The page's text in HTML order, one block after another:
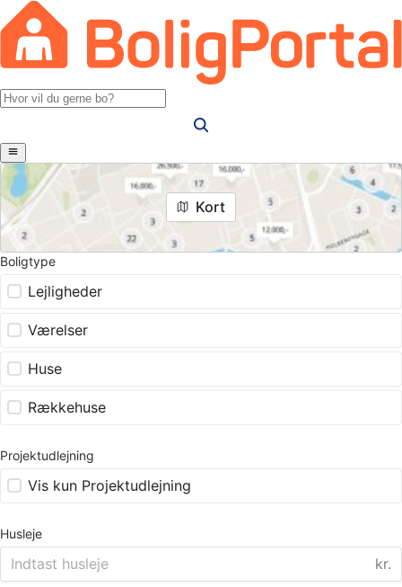
Kort
Boligtype
Lejligheder
Værelser
Huse
Rækkehuse
Projektudlejning
Vis kun Projektudlejning
Husleje
kr.